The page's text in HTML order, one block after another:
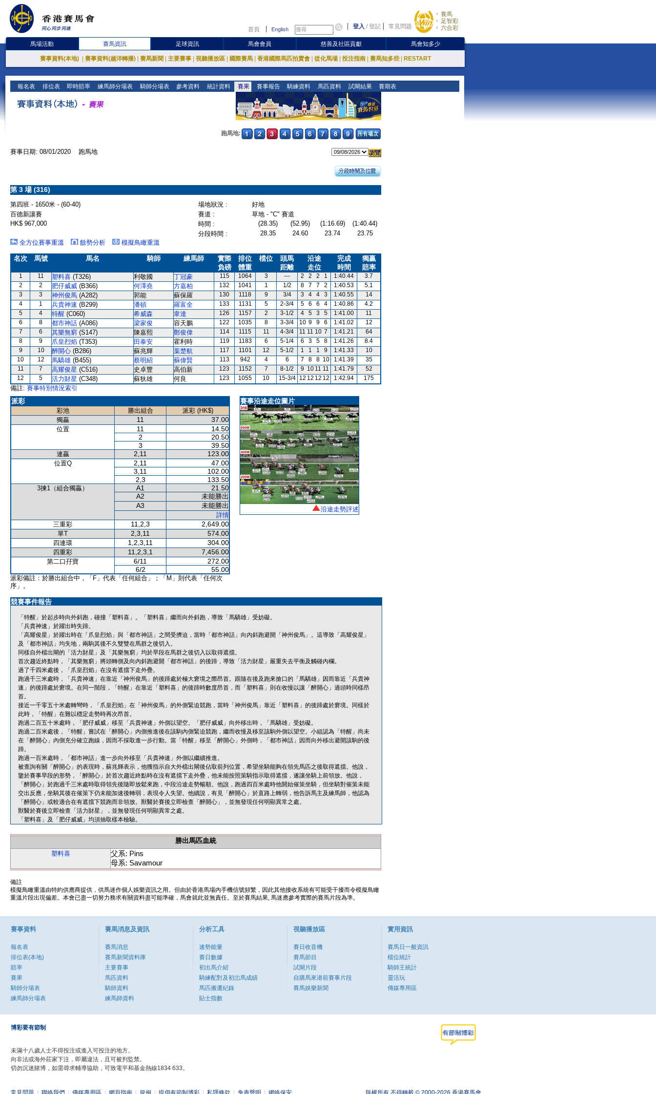
首頁 English 登入 /登記 常見問題
賽馬
足智彩
六合彩
馬場活動 賽馬資訊 足球資訊 馬會會員 慈善及社區貢獻 馬會知多少
賽事資料(本地) 賽事資料(越洋轉播) 賽馬新聞 主要賽事 視聽播放區 國際賽馬 香港國際馬匹拍賣會 從化馬場 投注指南 賽馬知多些 RESTART
報名表 排位表 即時賠率 練馬師分場表 騎師分場表 參考資料 統計資料 賽果 賽事報告 騎練資料 馬匹資料 試閘結果 賽期表
跑馬地:
賽事日期: 08/01/2020 跑馬地
第 3 場 (316)
第四班 - 1650米 - (60-40) 場地狀況 :
好地
百德新讓賽
賽道 :
草地 - "C" 賽道
HK$ 967,000
時間 : (28.35) (52.95) (1:16.69)
(1:40.44)
分段時間 :
28.35 24.60 23.74
23.75
全方位賽事重溫
餘勢分析 模擬鳥瞰重溫
名次 馬號 馬名 騎師 練馬師
實際
負磅
排位
體重
檔位
頭馬
距離
沿途
走位
完成
時間
獨贏
賠率
1 11 塑料喜 (T326) 利敬國 丁冠豪 115 1064 3 --- 2 2 2 1 1:40.44
3.7
2
2 肥仔威威 (B366) 何澤堯 方嘉柏 132 1041 1 1/2 8 7 7 2 1:40.53
5.1
3
3 神州俊馬 (A282) 郭能 蘇保羅 130 1118 9 3/4 3 4 4 3 1:40.55
14
4
1 兵貴神速 (B299) 潘頓 羅富全 133 1131 5 2-3/4 5 6 6 4 1:40.86
4.2
5
4 特醒 (C060) 希威森 韋達 126 1157 2 3-1/2 4 5 3 5 1:41.00
11
6
8 都市神話 (A086) 梁家俊 容天鵬 122 1035 8 3-3/4 10 9 9 6 1:41.02
12
7
6 其樂無窮 (S147) 陳嘉熙 鄭俊偉 114 1115 11 4-3/4 11 11 10 7 1:41.21
64
8
9 爪皇烈焰 (T353) 田泰安 霍利時 119 1183 6 5-1/4 6 3 5 8 1:41.26
8.4
9
10 醉開心 (B286) 蘇兆輝 葉楚航 117 1101 12 5-1/2 1 1 1 9 1:41.33
10
10
12 馬驕雄 (B455) 蔡明紹 蘇偉賢 113 942 4 6 7 8 8 10 1:41.39
35
11
7 高耀俊星 (C516) 史卓豐 高伯新 123 1152 7 8-1/2 9 10 11 11 1:41.79
52
12
5 活力財星 (C348) 蘇狄雄 何良 123 1055 10 15-3/4 12 12 12 12 1:42.94 175
備註: 賽事特別情況索引
派彩
彩池 勝出組合
派彩 (HK$)
獨贏
11 37.00
位置 11
14.50
2
20.50
3
39.50
連贏 2,11 123.00
位置Q 2,11
47.00
3,11
102.00
2,3
133.50
3揀1（組合獨贏） A1
21.50
A2
未能勝出
A3
未能勝出
詳情
三重彩
11,2,3 2,649.00
單T 2,3,11 574.00
四連環 1,2,3,11 304.00
四重彩 11,2,3,1 7,456.00
第二口孖寶 6/11
272.00
6/2
55.00
派彩備註：於勝出組合中，「F」代表「任何組合」；「M」則代表「任何次
序」。
賽事沿途走位圖片
沿途走勢評述
競賽事件報告
「特醒」於起步時向外斜跑，碰撞「塑料喜」。「塑料喜」繼而向外斜跑，導致「馬驕雄」受妨礙。
「兵貴神速」於躍出時失蹄。
「高耀俊星」於躍出時在「爪皇烈焰」與「都市神話」之間受擠迫，當時「都市神話」向內斜跑避開「神州俊馬」。這導致「高耀俊星」
及「都市神話」均失地，兩駒其後不久雙雙在馬群之後切入。
同樣自外檔出閘的「活力財星」及「其樂無窮」均於早段在馬群之後切入以取得遮擋。
首次趨近終點時，「其樂無窮」將頭轉側及向內斜跑避開「都市神話」的後蹄，導致「活力財星」嚴重失去平衡及觸碰內欄。
過了千四米處後，「爪皇烈焰」在沒有遮擋下走外疊。
跑過千三米處時，「兵貴神速」在靠近「神州俊馬」的後蹄處於極大窘境之際昂首。跟隨在後及跑來搶口的「馬驕雄」因而靠近「兵貴神
速」的後蹄處於窘境。在同一階段，「特醒」在靠近「塑料喜」的後蹄時數度昂首，而「塑料喜」則在收慢以讓「醉開心」過頭時同樣昂
首。
接近一千零五十米處轉彎時，「爪皇烈焰」在「神州俊馬」的外側緊迫競跑，當時「神州俊馬」靠近「塑料喜」的後蹄處於窘境。同樣於
此時，「特醒」在難以穩定走勢時再次昂首。
跑過二百五十米處時，「肥仔威威」移至「兵貴神速」外側以望空。「肥仔威威」向外移出時，「馬驕雄」受妨礙。
跑過二百米處後，「特醒」嘗試在「醉開心」內側推進後在該駒內側緊迫競跑，繼而收慢及移至該駒外側以望空。小組認為「特醒」尚未
在「醉開心」內側充分確立跑線，因而不採取進一步行動。當「特醒」移至「醉開心」外側時，「都市神話」因而向外移出避開該駒的後
蹄。
跑過一百米處時，「都市神話」進一步向外移至「兵貴神速」外側以繼續推進。
被查詢有關「醉開心」的表現時，蘇兆輝表示，他獲指示自大外檔出閘後佔取前列位置，希望坐騎能夠在領先馬匹之後取得遮擋。他說，
鑒於賽事早段的形勢，「醉開心」於首次趨近終點時在沒有遮擋下走外疊，他未能按照策騎指示取得遮擋，遂讓坐騎上前領放。他說，
「醉開心」於跑過千三米處時取得領先後隨即放鬆來跑，中段沿途走勢暢順。他說，跑過四百米處時他開始催策坐騎，但坐騎對催策未能
交出反應，坐騎其後在催策下仍未能加速後轉弱，表現令人失望。他續說，有見「醉開心」於直路上轉弱，他告訴馬主及練馬師，他認為
「醉開心」或較適合在有遮擋下競跑而非領放。獸醫於賽後立即檢查「醉開心」，並無發現任何明顯異常之處。
獸醫於賽後立即檢查「活力財星」，並無發現任何明顯異常之處。
「塑料喜」及「肥仔威威」均須抽取樣本檢驗。
勝出馬匹血統
塑料喜
父系: Pins
母系: Savamour
備註
模擬鳥瞰重溫由特約供應商提供，供馬迷作個人娛樂資訊之用。但由於香港馬場內手機信號頻繁，因此其他接收系統有可能受干擾而令模擬鳥瞰
重溫片段出現偏差。本會已盡一切努力務求有關資料盡可能準確，馬會就此並無責任。至於賽馬結果, 馬迷應參考實際的賽馬片段為準。
賽事資料
報名表
排位表(本地)
賠率
賽果
騎師分場表
練馬師分場表
賽馬消息及資訊
賽馬消息
賽馬新聞資料庫
主要賽事
馬匹資料
騎師資料
練馬師資料
分析工具
速勢能量
賽日數據
初出馬介紹
騎練配對及初岀馬成績
馬匹搬遷紀錄
貼士指數
視聽播放區
賽日收音機
賽馬節目
試閘片段
自購馬來港前賽事片段
賽馬娛樂新聞
實用資訊
賽馬日一般資訊
檔位統計
騎師王統計
靈活玩
傳媒專用區
博彩要有節制
未滿十八歲人士不得投注或進入可投注的地方。
向非法或海外莊家下注，即屬違法，且可被判監禁。
切勿沉迷賭博，如需尋求輔導協助，可致電平和基金熱線1834 633。
常見問題 聯絡我們 傳媒專用區 網頁指南 規例 提倡有節制博彩 私隱條款 免責聲明 網絡保安 版權所有 不得轉載 © 2000-2026 香港賽馬會